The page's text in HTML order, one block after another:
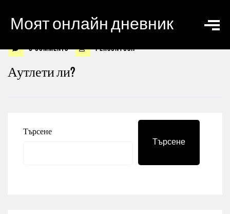
Моят онлайн дневник
0 Comments personyosif
Аутлети ли?
Търсене
Търсене